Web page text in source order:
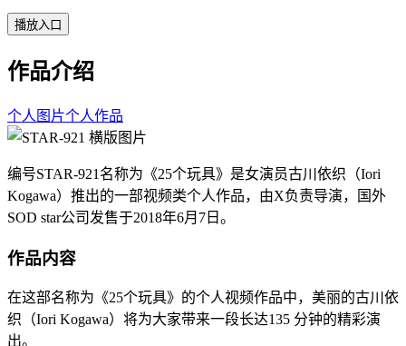
播放入口
作品介绍
个人图片个人作品
编号STAR-921名称为《25个玩具》是女演员古川依织（Iori
Kogawa）推出的一部视频类个人作品，由X负责导演，国外
SOD star公司发售于2018年6月7日。
作品内容
在这部名称为《25个玩具》的个人视频作品中，美丽的古川依
织（Iori Kogawa）将为大家带来一段长达135 分钟的精彩演
出。